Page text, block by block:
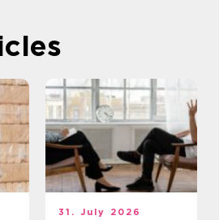
31. July 2026